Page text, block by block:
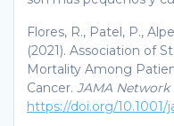
Flores, R., Patel, P.,
(2021). Association of
Mortality Among
Cancer. JAMA Network
https://doi.org/